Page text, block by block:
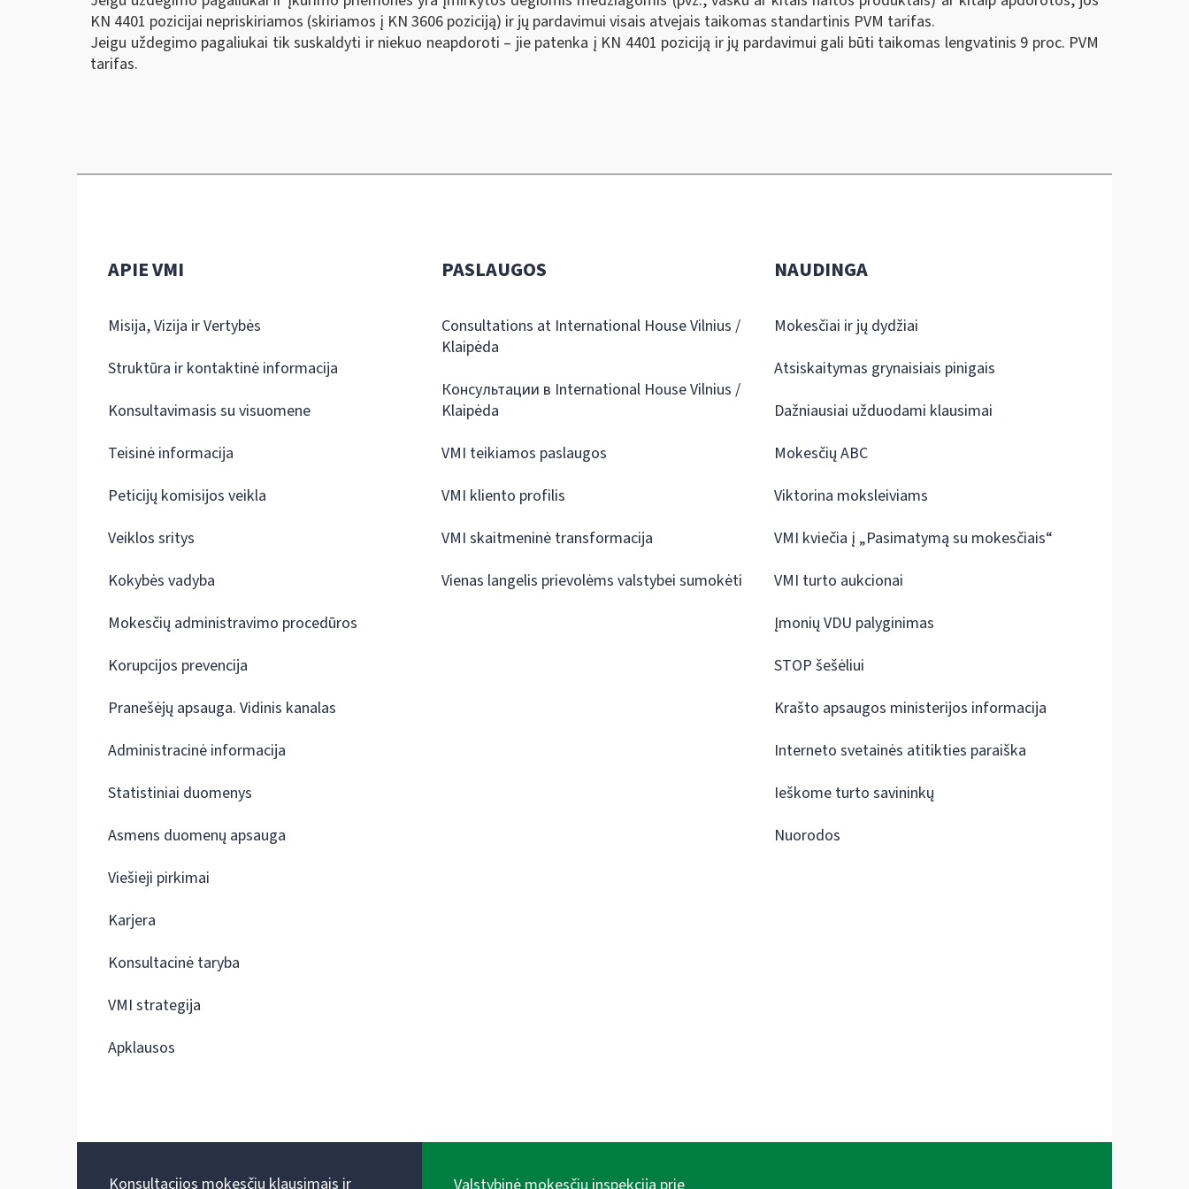
KN 4401 pozicijai nepriskiriamos (skiriamos į KN 3606 poziciją) ir jų pardavimui visais atvejais taikomas standartinis PVM tarifas.
Jeigu uždegimo pagaliukai tik suskaldyti ir niekuo neapdoroti – jie patenka į KN 4401 poziciją ir jų pardavimui gali būti taikomas lengvatinis 9 proc. PVM
tarifas.
APIE VMI
Misija, Vizija ir Vertybės
Struktūra ir kontaktinė informacija
Konsultavimasis su visuomene
Teisinė informacija
Peticijų komisijos veikla
Veiklos sritys
Kokybės vadyba
Mokesčių administravimo procedūros
Korupcijos prevencija
Pranešėjų apsauga. Vidinis kanalas
Administracinė informacija
Statistiniai duomenys
Asmens duomenų apsauga
Viešieji pirkimai
Karjera
Konsultacinė taryba
VMI strategija
Apklausos
PASLAUGOS
Consultations at International House Vilnius /
Klaipėda
Консультации в International House Vilnius /
Klaipėda
VMI teikiamos paslaugos
VMI kliento profilis
VMI skaitmeninė transformacija
Vienas langelis prievolėms valstybei sumokėti
NAUDINGA
Mokesčiai ir jų dydžiai
Atsiskaitymas grynaisiais pinigais
Dažniausiai užduodami klausimai
Mokesčių ABC
Viktorina moksleiviams
VMI kviečia į „Pasimatymą su mokesčiais“
VMI turto aukcionai
Įmonių VDU palyginimas
STOP šešėliui
Krašto apsaugos ministerijos informacija
Interneto svetainės atitikties paraiška
Ieškome turto savininkų
Nuorodos
Konsultacijos mokesčių klausimais ir